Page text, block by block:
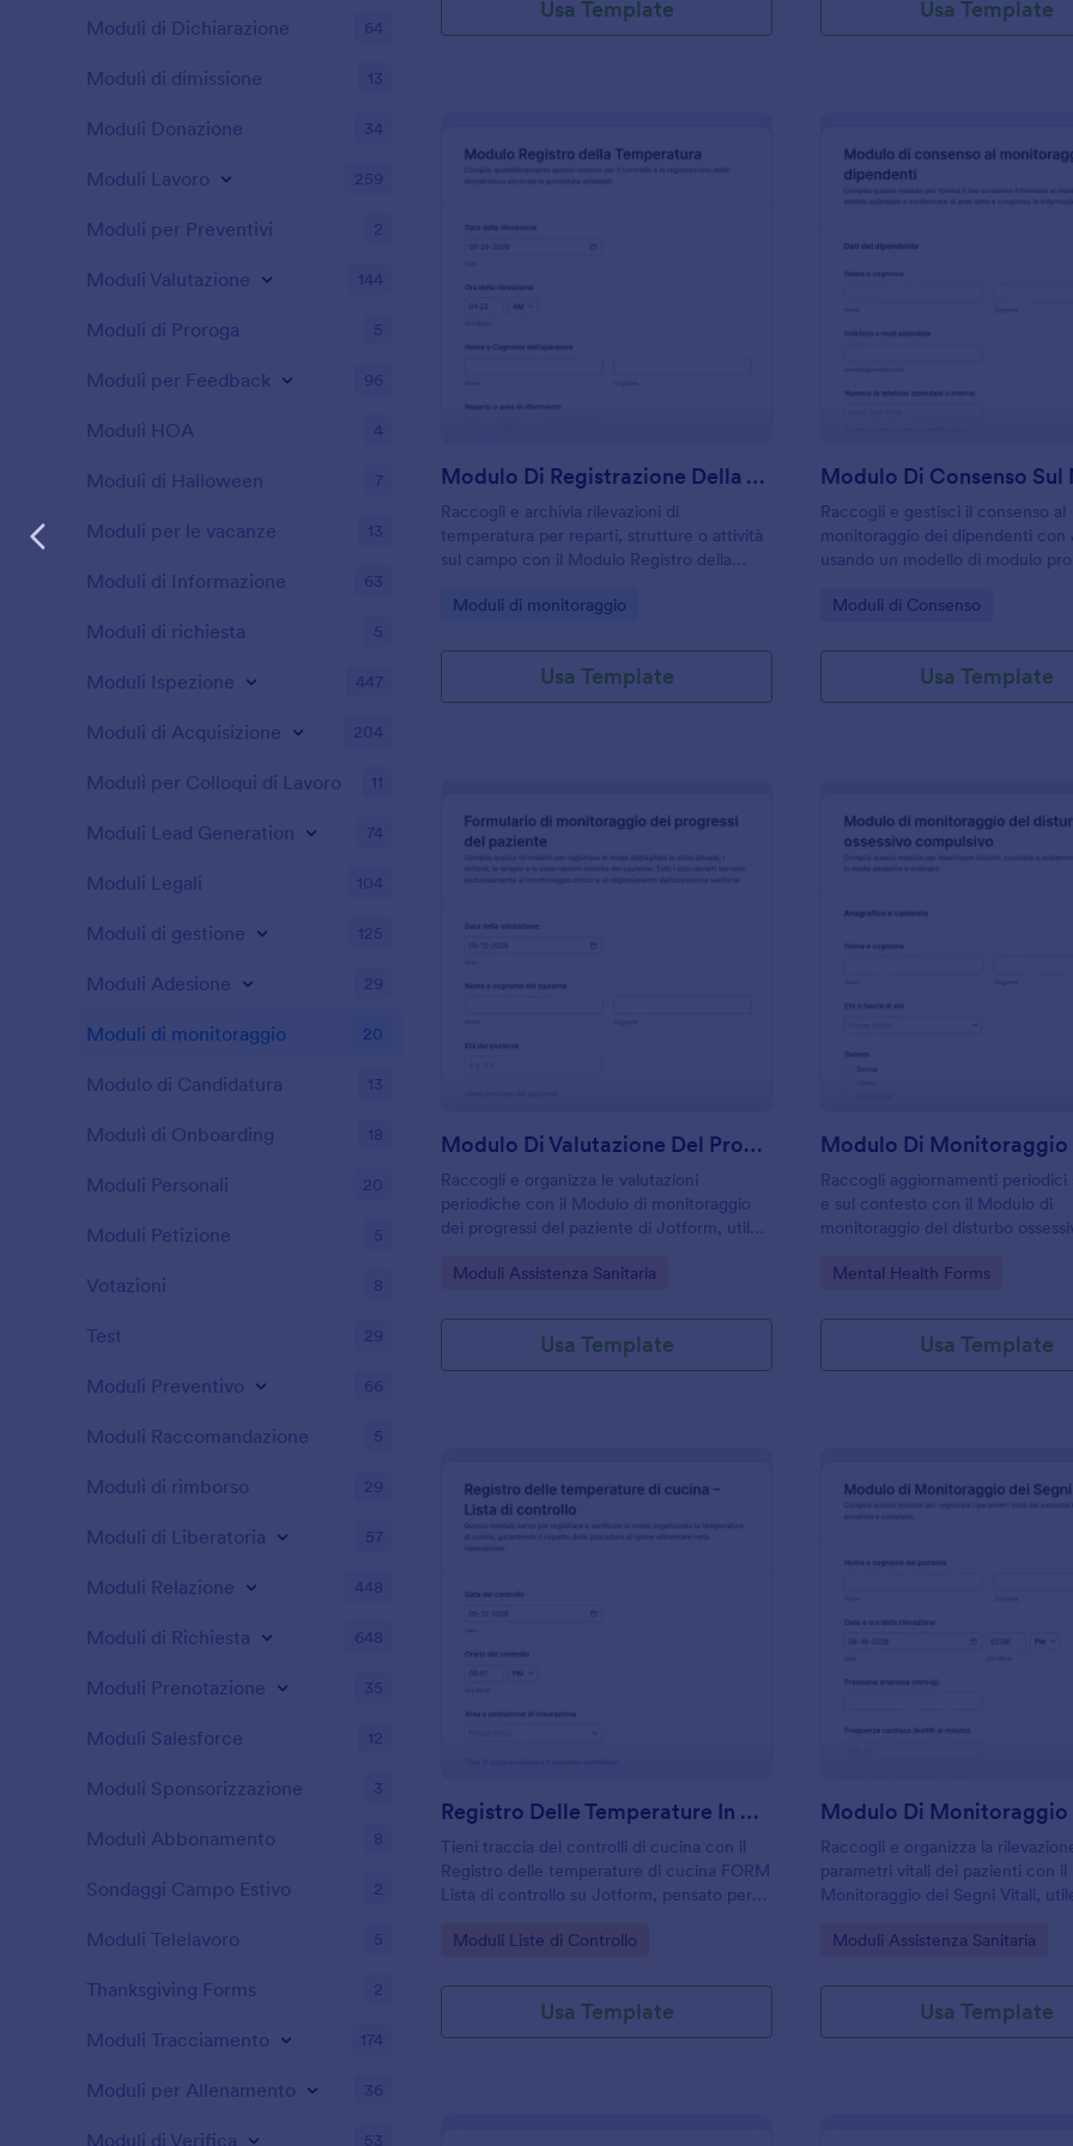
Usa Template Usa Template
Modulo Di Registrazione Della Temperatura
Raccogli e archivia rilevazioni di
temperatura per reparti, strutture o attività
sul campo con il Modulo Registro della
tracciabilità interna e raccolta dati continua.
Go to Category:
Moduli di monitoraggio
Usa Template
Raccogli e gestisci il consenso al
monitoraggio dei dipendenti con
usando un modello di modulo
interni che vogliono centralizzare
Go to Category:
Moduli di Consenso
Usa Template
Modulo Di Valutazione Del Progresso Del Paziente
Raccogli e organizza le valutazioni
periodiche con il Modulo di monitoraggio
dei progressi del paziente di Jotform, utile
migliorare la raccolta dati e la gestione delle
Go to Category:
Moduli Assistenza Sanitaria
Usa Template
:
Modulo Di Monitoraggio
Raccogli aggiornamenti periodici
e sul contesto con il Modulo di
monitoraggio del disturbo
e servizi che devono gestire la
Go to Category:
Mental Health Forms
Usa Template
: Registro Delle Temperature In Cucina Modulo
Registro Delle Temperature In Cucina Modulo
Tieni traccia dei controlli di cucina con il
Registro delle temperature di cucina FORM
Lista di controllo su Jotform, pensato per
vogliono una raccolta dati semplice e
Go to Category:
Moduli Liste di Controllo
Usa Template
Anteprima:
Raccogli e organizza la
parametri vitali dei pazienti con il
Monitoraggio dei Segni Vitali,
migliorando la raccolta dati e la
Go to Category:
Moduli Assistenza Sanitaria
Usa Template
Moduli di Dichiarazione 64
Moduli di dimissione 13
Moduli Donazione 34
Moduli Lavoro 259
Moduli per Preventivi 2
Moduli Valutazione 144
Moduli di Proroga 5
Moduli per Feedback 96
Moduli HOA 4
Moduli di Halloween 7
Moduli per le vacanze 13
Moduli di Informazione 63
Moduli di richiesta 5
Moduli Ispezione 447
Moduli di Acquisizione 204
Moduli per Colloqui di Lavoro 11
Moduli Lead Generation 74
Moduli Legali 104
Moduli di gestione 125
Moduli Adesione 29
Moduli di monitoraggio 20
Modulo di Candidatura 13
Moduli di Onboarding 18
Moduli Personali 20
Moduli Petizione 5
Votazioni 8
Test 29
Moduli Preventivo 66
Moduli Raccomandazione 5
Moduli di rimborso 29
Moduli di Liberatoria 57
Moduli Relazione 448
Moduli di Richiesta 648
Moduli Prenotazione 35
Moduli Salesforce 12
Moduli Sponsorizzazione 3
Moduli Abbonamento 8
Sondaggi Campo Estivo 2
Moduli Telelavoro 5
Thanksgiving Forms 2
Moduli Tracciamento 174
Moduli per Allenamento 36
Moduli di Verifica 53